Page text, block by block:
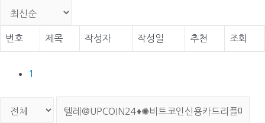
번호 제목 작성자 작성일 추천 조회
1